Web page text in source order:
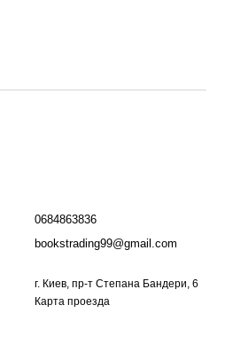
0684863836
bookstrading99@gmail.com
г. Киев, пр-т Степана Бандери, 6
Карта проезда